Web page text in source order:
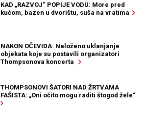
KAD „RAZVOJ“ POPIJE VODU: More pred
kućom, bazen u dvorištu, suša na vratima
NAKON OČEVIDA: Naloženo uklanjanje
objekata koje su postavili organizatori
Thompsonova koncerta
THOMPSONOVI ŠATORI NAD ŽRTVAMA
FAŠISTA: „Oni očito mogu raditi štogod žele“